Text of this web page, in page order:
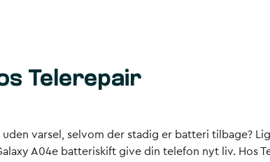
Telerepair
varsel, selvom der stadig er batteri tilbage?
A04e batteriskift give din telefon nyt liv. Hos